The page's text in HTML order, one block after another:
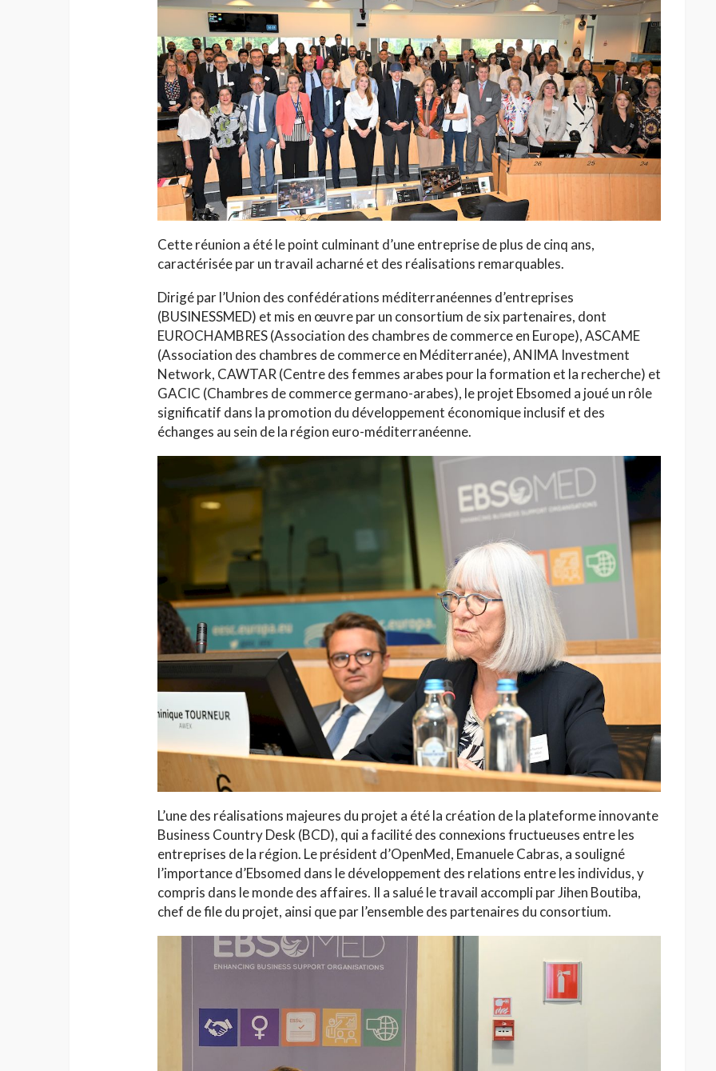
Cette réunion a été le point culminant d’une entreprise de plus de cinq ans,
caractérisée par un travail acharné et des réalisations remarquables.
Dirigé par l’Union des confédérations méditerranéennes d’entreprises
(BUSINESSMED) et mis en œuvre par un consortium de six partenaires, dont
EUROCHAMBRES (Association des chambres de commerce en Europe), ASCAME
(Association des chambres de commerce en Méditerranée), ANIMA Investment
Network, CAWTAR (Centre des femmes arabes pour la formation et la recherche) et
GACIC (Chambres de commerce germano-arabes), le projet Ebsomed a joué un rôle
significatif dans la promotion du développement économique inclusif et des
échanges au sein de la région euro-méditerranéenne.
L’une des réalisations majeures du projet a été la création de la plateforme innovante
Business Country Desk (BCD), qui a facilité des connexions fructueuses entre les
entreprises de la région. Le président d’OpenMed, Emanuele Cabras, a souligné
l’importance d’Ebsomed dans le développement des relations entre les individus, y
compris dans le monde des affaires. Il a salué le travail accompli par Jihen Boutiba,
chef de file du projet, ainsi que par l’ensemble des partenaires du consortium.
HAUTE COUTURE
Chanel Croisière 2025/26 : Une
parenthèse enchantée au Lac
HAUTE COUTURE
Dolce & Gabbana à Taormina :
quand la Sicile devient